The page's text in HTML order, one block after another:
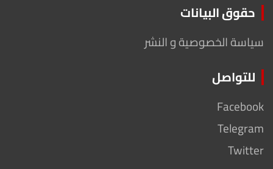
حقوق البيانات
سياسة الخصوصية و النشر
للتواصل
Facebook
Telegram
Twitter